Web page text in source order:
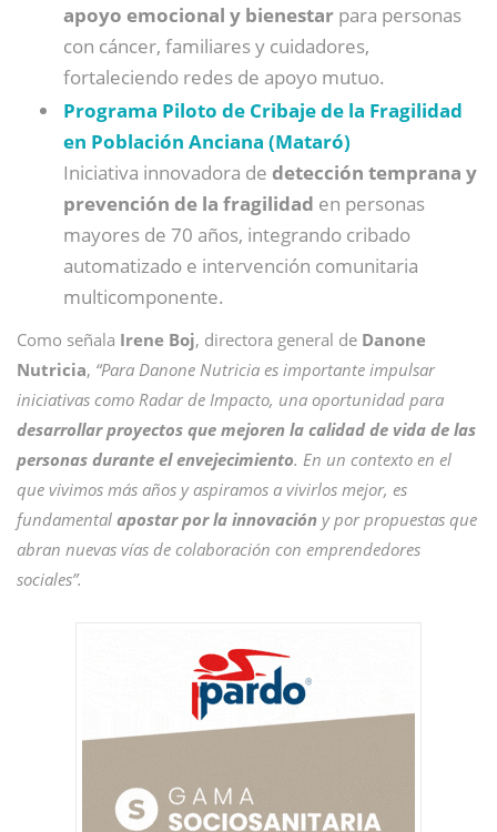
apoyo emocional y bienestar para personas
con cáncer, familiares y cuidadores,
fortaleciendo redes de apoyo mutuo.
Programa Piloto de Cribaje de la Fragilidad
en Población Anciana (Mataró)
Iniciativa innovadora de detección temprana y
prevención de la fragilidad en personas
mayores de 70 años, integrando cribado
automatizado e intervención comunitaria
multicomponente.
Como señala Irene Boj, directora general de Danone
Nutricia, “Para Danone Nutricia es importante impulsar
iniciativas como Radar de Impacto, una oportunidad para
desarrollar proyectos que mejoren la calidad de vida de las
personas durante el envejecimiento. En un contexto en el
que vivimos más años y aspiramos a vivirlos mejor, es
fundamental apostar por la innovación y por propuestas que
abran nuevas vías de colaboración con emprendedores
sociales”.